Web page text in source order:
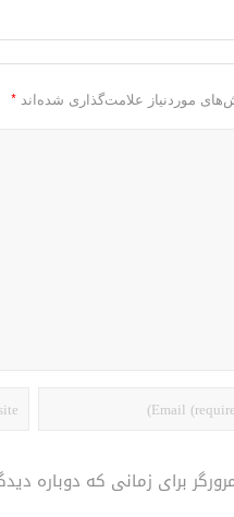
موردنیاز علامت‌گذاری شده‌اند *
برای زمانی که دوباره